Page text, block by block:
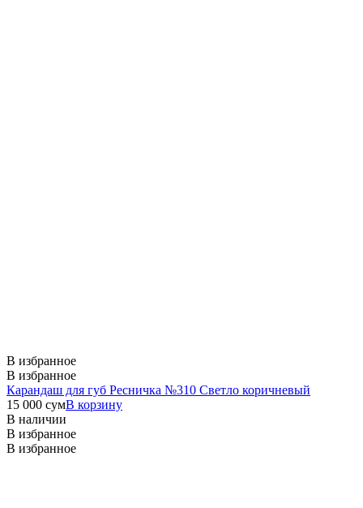
В избранное
В избранное
Карандаш для губ Ресничка №310 Светло коричневый
15 000 сумВ корзину
В наличии
В избранное
В избранное